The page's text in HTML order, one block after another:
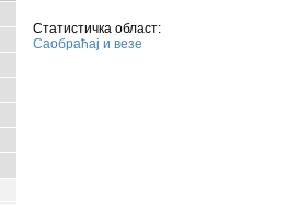
Статистичка област:
Саобраћај и везе